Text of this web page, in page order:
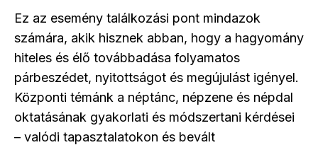
Ez az esemény találkozási pont mindazok
számára, akik hisznek abban, hogy a hagyomány
hiteles és élő továbbadása folyamatos
párbeszédet, nyitottságot és megújulást igényel.
Központi témánk a néptánc, népzene és népdal
oktatásának gyakorlati és módszertani kérdései
– valódi tapasztalatokon és bevált